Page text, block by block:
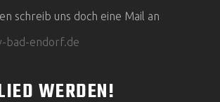
schreib uns doch eine Mail an
bad-endorf.de
WERDEN!